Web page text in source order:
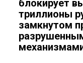
блокирует
триллионы
замкнутом